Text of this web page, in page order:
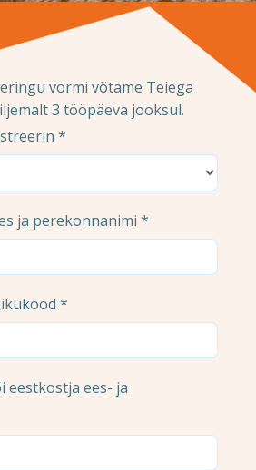
vormi võtame Teiega
3 tööpäeva jooksul.
*
ja perekonnanimi *
*
eestkostja ees- ja